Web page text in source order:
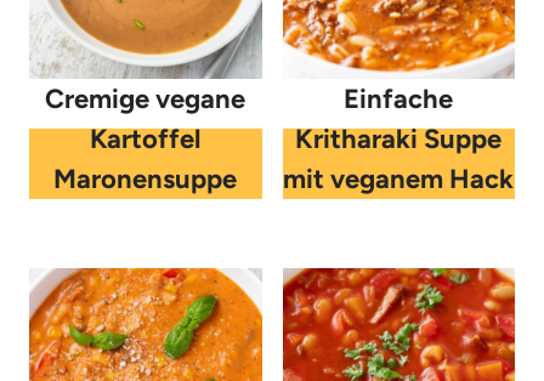
Cremige vegane
Kartoffel
Maronensuppe
Einfache
Kritharaki Suppe
mit veganem Hack